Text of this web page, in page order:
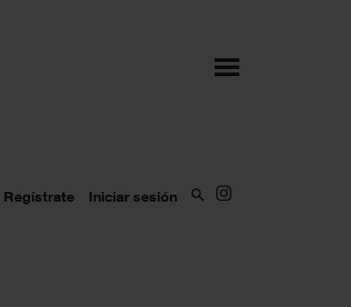
Regístrate Iniciar sesión